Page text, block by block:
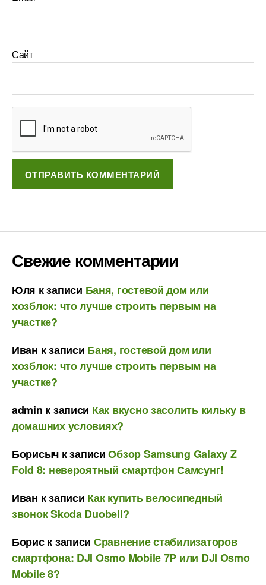
Сайт
Свежие комментарии
Юля к записи Баня, гостевой дом или
хозблок: что лучше строить первым на
участке?
Иван к записи Баня, гостевой дом или
хозблок: что лучше строить первым на
участке?
admin к записи Как вкусно засолить кильку в
домашних условиях?
Борисыч к записиОбзор Samsung Galaxy Z
Fold 8: невероятный смартфон Самсунг!
Иван к записи Как купить велосипедный
звонок Skoda Duobell?
Бориск записи Сравнение стабилизаторов
смартфона: DJI Osmo Mobile 7P или DJI Osmo
Mobile 8?